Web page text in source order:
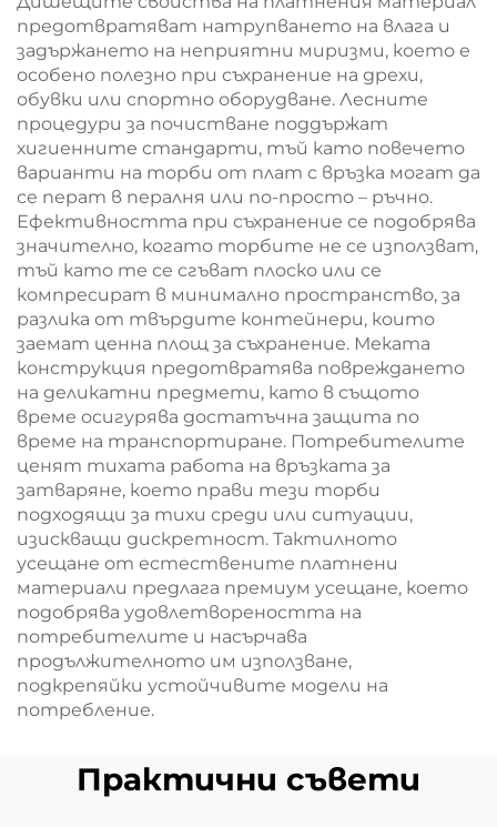
предотвратяват натрупването на влага и
задържането на неприятни миризми, което е
особено полезно при съхранение на дрехи,
обувки или спортно оборудване. Лесните
процедури за почистване поддържат
хигиенните стандарти, тъй като повечето
варианти на торби от плат с връзка могат да
се перат в пералня или по-просто – ръчно.
Ефективността при съхранение се подобрява
значително, когато торбите не се използват,
тъй като те се сгъват плоско или се
компресират в минимално пространство, за
разлика от твърдите контейнери, които
заемат ценна площ за съхранение. Меката
конструкция предотвратява повреждането
на деликатни предмети, като в същото
време осигурява достатъчна защита по
време на транспортиране. Потребителите
ценят тихата работа на връзката за
затваряне, което прави тези торби
подходящи за тихи среди или ситуации,
изискващи дискретност. Тактилното
усещане от естествените платнени
материали предлага премиум усещане, което
подобрява удовлетвореността на
потребителите и насърчава
продължителното им използване,
подкрепяйки устойчивите модели на
потребление.
Практични съвети